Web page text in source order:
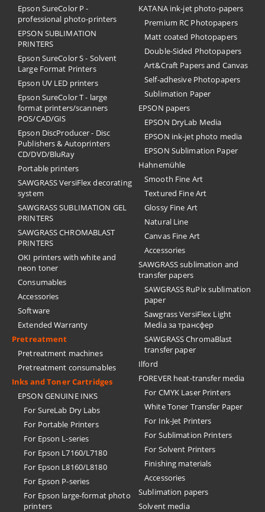
Epson SureColor P -
professional photo-printers
EPSON SUBLIMATION
PRINTERS
Epson SureColor S - Solvent
Large Format Printers
Epson UV LED printers
Epson SureColor T - large
format printers/scanners
POS/CAD/GIS
Epson DiscProducer - Disc
Publishers & Autoprinters
CD/DVD/BluRay
Portable printers
SAWGRASS VersiFlex decorating
system
SAWGRASS SUBLIMATION GEL
PRINTERS
SAWGRASS CHROMABLAST
PRINTERS
OKI printers with white and
neon toner
Consumables
Accessories
Software
Extended Warranty
Pretreatment
Pretreatment machines
Pretreatment consumables
Inks and Toner Cartridges
EPSON GENUINE INKS
For SureLab Dry Labs
For Portable Printers
For Epson L-series
For Epson L7160/L7180
For Epson L8160/L8180
For Epson P-series
For Epson large-format photo
printers
KATANA ink-jet photo-papers
Premium RC Photopapers
Matt coated Photopapers
Double-Sided Photopapers
Art&Craft Papers and Canvas
Self-adhesive Photopapers
Sublimation Paper
EPSON papers
EPSON DryLab Media
EPSON ink-jet photo media
EPSON Sublimation Paper
Hahnemühle
Smooth Fine Art
Textured Fine Art
Glossy Fine Art
Natural Line
Canvas Fine Art
Accessories
SAWGRASS sublimation and
transfer papers
SAWGRASS RuPix sublimation
paper
Sawgrass VersiFlex Light
Media за трансфер
SAWGRASS ChromaBlast
transfer paper
Ilford
FOREVER heat-transfer media
For CMYK Laser Printers
White Toner Transfer Paper
For Ink-Jet Printers
For Sublimation Printers
For Solvent Printers
Finishing materials
Accessories
Sublimation papers
Solvent media